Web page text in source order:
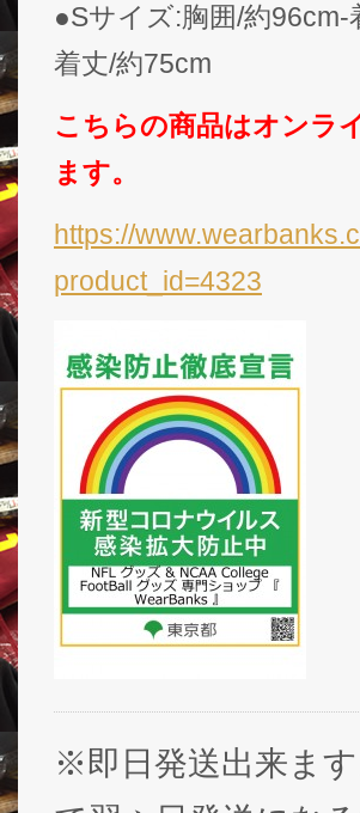
●Sサイズ:胸囲/約
着丈/約75cm
こちらの商品はオンラ
ます。
https://
product_id=4323
※即日発送出来ま